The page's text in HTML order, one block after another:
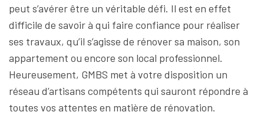
peut s’avérer être un véritable défi. Il est en effet
difficile de savoir à qui faire confiance pour réaliser
ses travaux, qu’il s’agisse de rénover sa maison, son
appartement ou encore son local professionnel.
Heureusement, GMBS met à votre disposition un
réseau d’artisans compétents qui sauront répondre à
toutes vos attentes en matière de rénovation.